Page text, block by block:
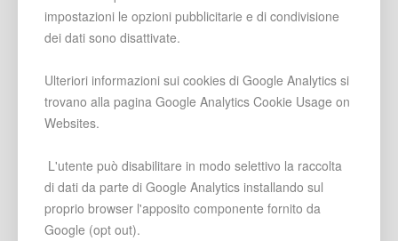
impostazioni le opzioni pubblicitarie e di condivisione
dei dati sono disattivate.
Ulteriori informazioni sui cookies di Google Analytics si
trovano alla pagina Google Analytics Cookie Usage on
Websites.
L'utente può disabilitare in modo selettivo la raccolta
di dati da parte di Google Analytics installando sul
proprio browser l'apposito componente fornito da
Google (opt out).